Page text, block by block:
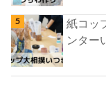
紙コッ
ンター